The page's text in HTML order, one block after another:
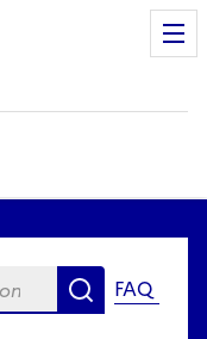
Rechercher
FAQ